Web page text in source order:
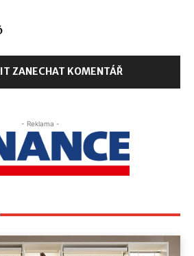
ZANECHAT KOMENTÁŘ
- Reklama -